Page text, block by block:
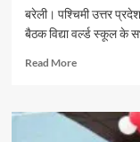
की
दुआ
बरेली। पश्चिमी उत्तर
बैठक विद्या वर्ल्ड स्कूल के
Read MoreRead
व्यापारी
समाज